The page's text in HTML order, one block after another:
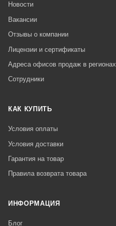
Новости
Вакансии
Отзывы о компании
Лицензии и сертификаты
Адреса офисов продаж в регионах
Сотрудники
КАК КУПИТЬ
Условия оплаты
Условия доставки
Гарантия на товар
Правила возврата товара
ИНФОРМАЦИЯ
Блог